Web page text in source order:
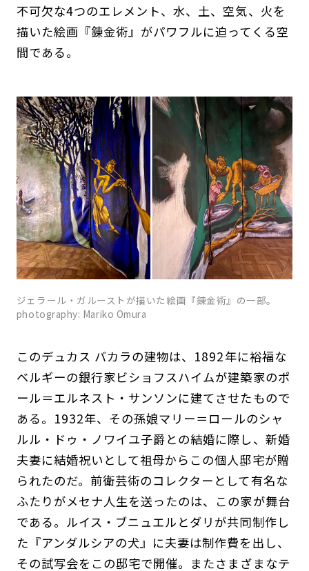
不可欠な4つのエレメント、水、土、空気、火を
描いた絵画『錬金術』がパワフルに迫ってくる空
間である。
ジェラール・ガルーストが描いた絵画『錬金術』の一部。
photography: Mariko Omura
このデュカス バカラの建物は、1892年に裕福な
ベルギーの銀行家ビショフスハイムが建築家のポ
ール＝エルネスト・サンソンに建てさせたもので
ある。1932年、その孫娘マリー＝ロールのシャ
ルル・ドゥ・ノワイユ子爵との結婚に際し、新婚
夫妻に結婚祝いとして祖母からこの個人邸宅が贈
られたのだ。前衛芸術のコレクターとして有名な
ふたりがメセナ人生を送ったのは、この家が舞台
である。ルイス・ブニュエルとダリが共同制作し
た『アンダルシアの犬』に夫妻は制作費を出し、
その試写会をこの邸宅で開催。またさまざまなテ